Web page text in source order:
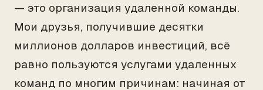
— это организация удаленной команды.
Мои друзья, получившие десятки
миллионов долларов инвестиций, всё
равно пользуются услугами удаленных
команд по многим причинам: начиная от